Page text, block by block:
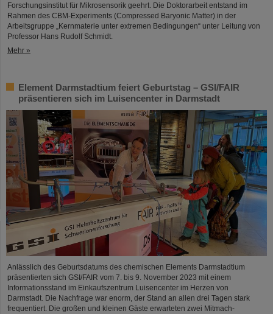
Forschungsinstitut für Mikrosensorik geehrt. Die Doktorarbeit entstand im
Rahmen des CBM-Experiments (Compressed Baryonic Matter) in der
Arbeitsgruppe „Kernmaterie unter extremen Bedingungen“ unter Leitung von
Professor Hans Rudolf Schmidt.
Mehr »
Element Darmstadtium feiert Geburtstag – GSI/FAIR
präsentieren sich im Luisencenter in Darmstadt
Anlässlich des Geburtsdatums des chemischen Elements Darmstadtium
präsentierten sich GSI/FAIR vom 7. bis 9. November 2023 mit einem
Informationsstand im Einkaufszentrum Luisencenter im Herzen von
Darmstadt. Die Nachfrage war enorm, der Stand an allen drei Tagen stark
frequentiert. Die großen und kleinen Gäste erwarteten zwei Mitmach-